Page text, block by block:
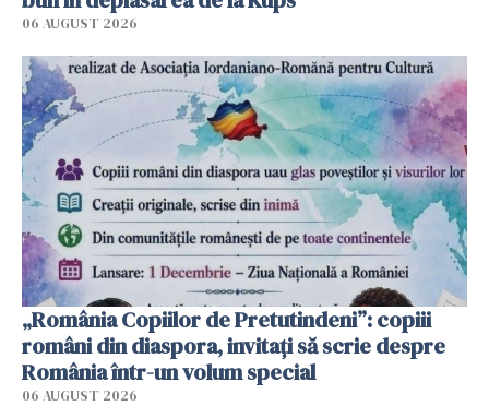
06 AUGUST 2026
„România Copiilor de Pretutindeni”: copiii
români din diaspora, invitați să scrie despre
România într-un volum special
06 AUGUST 2026